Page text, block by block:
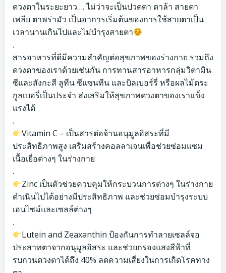
ดวงตาในระยะยาว…. ไม่ว่าจะเป็นปวดตา ตาล้า สายตา
เพลีย ตาพร่ามัว เป็นอาการเริ่มต้นของการใช้สายตาเป็น
เวลานานเกินไปและไม่บำรุงสายตา
.
สารอาหารที่ดีมีความสำคัญต่อสุขภาพของร่างกาย รวมถึง
ดวงตาของเราด้วยเช่นกัน การทานสารอาหารกลุ่มวิตามิน
ซีและสังกะสี ลูทีน ซีแซนทีน และบิลเบอร์รี่ หรือผลไม้ตระ
กูลเบอรี่เป็นประจำ ส่งเสริมให้สุขภาพดวงตาของเราแข็ง
แรงได้
.
Vitamin C – เป็นสารต่อจ้านอนุมูลอิสระที่มี
ประสิทธิภาพสูง เสริมสร้างคอลลาเจนเพื่อช่วยซ่อมแซม
เนื้อเยื่อต่างๆ ในร่างกาย
.
Zinc เป็นตัวช่วยควบคุมให้กระบวนการต่างๆ ในร่างกาย
ดำเนินไปได้อย่างมีประสิทธิภาพ และช่วยซ่อมบำรุงระบบ
เอนไซม์และเซลล์ต่างๆ
.
Lutein and Zeaxanthin ป้องกันการทำลายเซลล์จอ
ประสาทตาจากอนุมูลอิสระ และช่วยกรองแสงสีฟ้าที่
รบกวนดวงตาได้ถึง 40% ลดความเสี่ยงในการเกิดโรคทาง